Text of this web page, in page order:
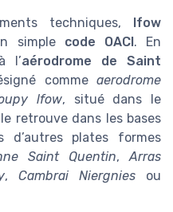
techniques,
lfow
simple code OACI . En
l’aérodrome de Saint
commeaerodrome
lfow, situé dans le
retrouve dans les bases
d’autres plates formes
Saint Quentin,Arras
, Cambrai Niergnies ou